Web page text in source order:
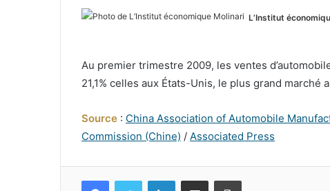
L’Institut
Au premier trimestre 2009, les ventes
21,1% celles aux États-Unis, le plus grand marché
Source : China Association of Automobile
Commission (Chine) / Associated Press
FacebookTwitter LinkedinPartagez par mail Imprimez